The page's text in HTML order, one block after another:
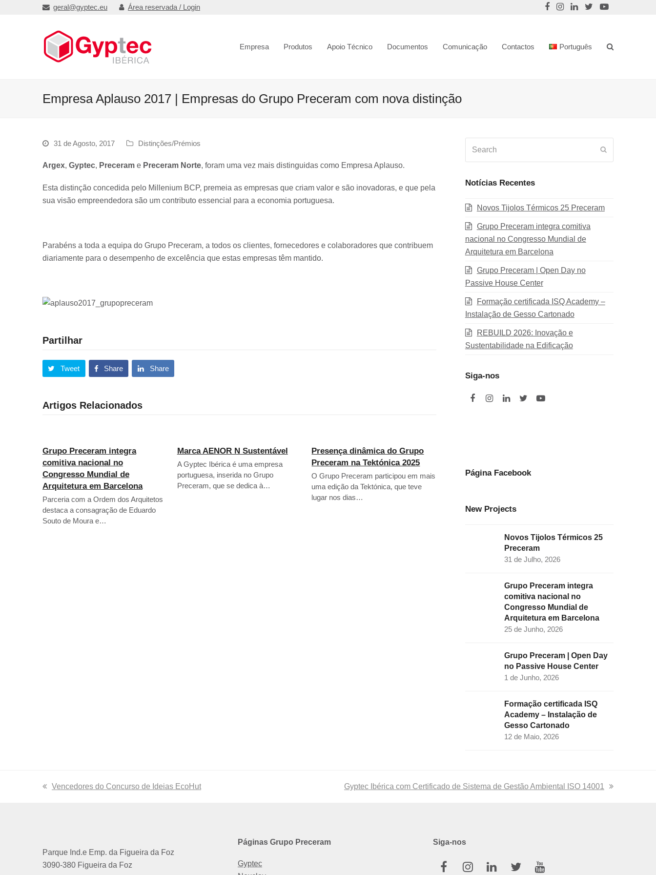
geral@gyptec.eu Área reservada / Login
Empresa Produtos Apoio Técnico Documentos Comunicação Contactos Português
Empresa Aplauso 2017 | Empresas do Grupo Preceram com nova distinção
31 de Agosto, 2017 Distinções/Prémios
Argex, Gyptec, Preceram e Preceram Norte, foram uma vez mais distinguidas como Empresa Aplauso.
Esta distinção concedida pelo Millenium BCP, premeia as empresas que criam valor e são inovadoras, e que pela
sua visão empreendedora são um contributo essencial para a economia portuguesa.
Parabéns a toda a equipa do Grupo Preceram, a todos os clientes, fornecedores e colaboradores que contribuem
diariamente para o desempenho de excelência que estas empresas têm mantido.
Partilhar
Tweet Share Share
Artigos Relacionados
Grupo Preceram integra
comitiva nacional no
Congresso Mundial de
Arquitetura em Barcelona
Parceria com a Ordem dos Arquitetos
destaca a consagração de Eduardo
Souto de Moura e…
Marca AENOR N Sustentável
A Gyptec Ibérica é uma empresa
portuguesa, inserida no Grupo
Preceram, que se dedica à…
Presença dinâmica do Grupo
Preceram na Tektónica 2025
O Grupo Preceram participou em mais
uma edição da Tektónica, que teve
lugar nos dias…
Notícias Recentes
Novos Tijolos Térmicos 25 Preceram
Grupo Preceram integra comitiva
nacional no Congresso Mundial de
Arquitetura em Barcelona
Grupo Preceram | Open Day no
Passive House Center
Formação certificada ISQ Academy –
Instalação de Gesso Cartonado
REBUILD 2026: Inovação e
Sustentabilidade na Edificação
Siga-nos
F
o
I
g
m
L
d
e
Y
Página Facebook
New Projects
Novos Tijolos Térmicos 25
Preceram
31 de Julho, 2026
Grupo Preceram integra
comitiva nacional no
Congresso Mundial de
Arquitetura em Barcelona
25 de Junho, 2026
Grupo Preceram | Open Day
no Passive House Center
1 de Junho, 2026
Formação certificada ISQ
Academy – Instalação de
Gesso Cartonado
12 de Maio, 2026
previous
Vencedores do Concurso de Ideias EcoHut
next
Gyptec Ibérica com Certificado de Sistema de Gestão Ambiental ISO 14001
Parque Ind.e Emp. da Figueira da Foz
3090-380 Figueira da Foz
Páginas Grupo Preceram
Gyptec
Siga-nos
Facebook
InstagramLinkedinTwitter